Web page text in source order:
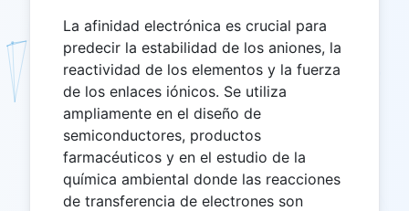
La afinidad electrónica es crucial para
predecir la estabilidad de los aniones, la
reactividad de los elementos y la fuerza
de los enlaces iónicos. Se utiliza
ampliamente en el diseño de
semiconductores, productos
farmacéuticos y en el estudio de la
química ambiental donde las reacciones
de transferencia de electrones son